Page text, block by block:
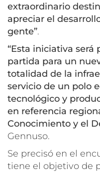
extraordinario
apreciar el
gente”.
“Esta iniciativa será
partida para un
totalidad de la
servicio de un polo
tecnológico y
en referencia
Conocimiento y el
Gennuso.
Se precisó en el
tiene el objetivo de